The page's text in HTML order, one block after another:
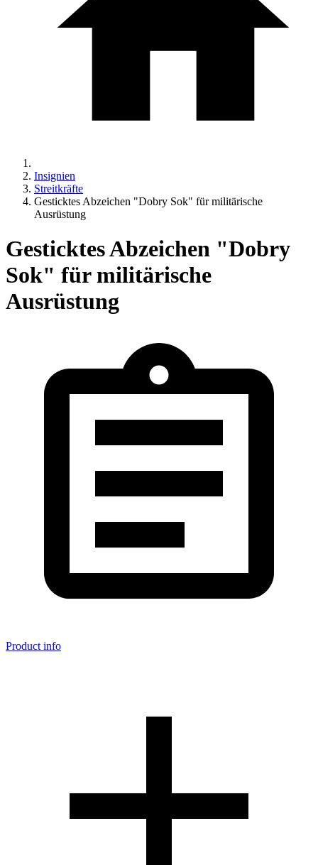
Insignien
Streitkräfte
Gesticktes Abzeichen "Dobry Sok" für militärische
Ausrüstung
Gesticktes Abzeichen "Dobry
Sok" für militärische
Ausrüstung
Product info